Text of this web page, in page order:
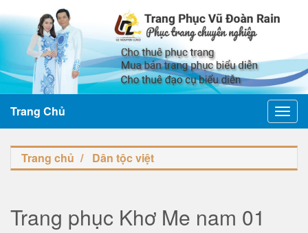
Trang Chủ
Trang chủ Dân tộc việt
Trang phục Khơ Me nam 01